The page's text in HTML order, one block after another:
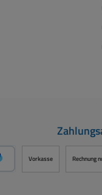
Vorkasse Rechnung